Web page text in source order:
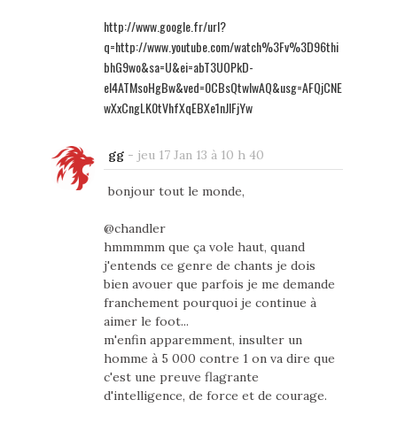
http://www.google.fr/url?
q=http://www.youtube.com/watch%3Fv%3D96thi
bhG9wo&sa=U&ei=abT3UOPkD-
el4ATMsoHgBw&ved=0CBsQtwIwAQ&usg=AFQjCNE
wXxCngLK0tVhfXqEBXe1nJlFjYw
gg- jeu 17 Jan 13 à 10 h 40
bonjour tout le monde,
@chandler
hmmmmm que ça vole haut, quand
j'entends ce genre de chants je dois
bien avouer que parfois je me demande
franchement pourquoi je continue à
aimer le foot...
m'enfin apparemment, insulter un
homme à 5 000 contre 1 on va dire que
c'est une preuve flagrante
d'intelligence, de force et de courage.